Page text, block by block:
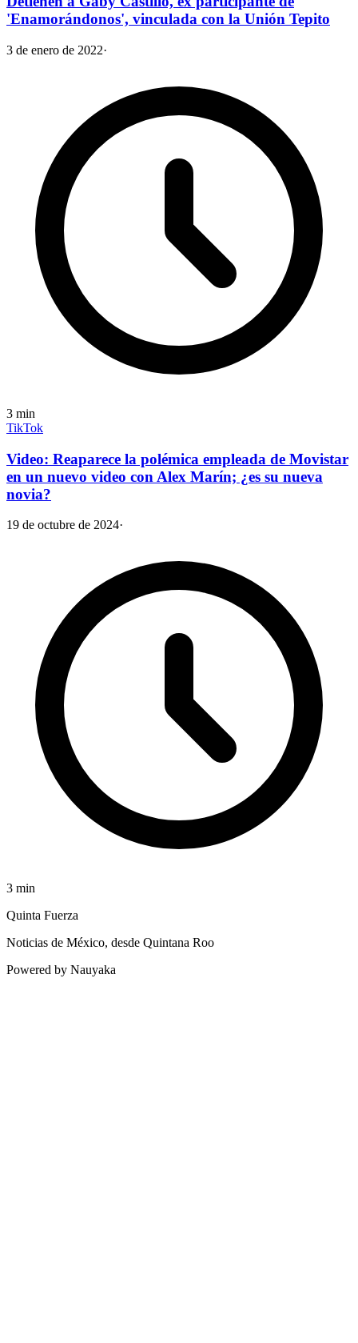
'Enamorándonos', vinculada con la Unión Tepito
3 de enero de 2022·
3 min
TikTok
Video: Reaparece la polémica empleada de Movistar
en un nuevo video con Alex Marín; ¿es su nueva
novia?
19 de octubre de 2024·
3 min
Quinta Fuerza
Noticias de México, desde Quintana Roo
Powered by Nauyaka